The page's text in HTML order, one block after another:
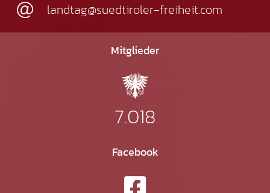
landtag@suedtiroler-freiheit.com
Mitglieder
7.018
Facebook